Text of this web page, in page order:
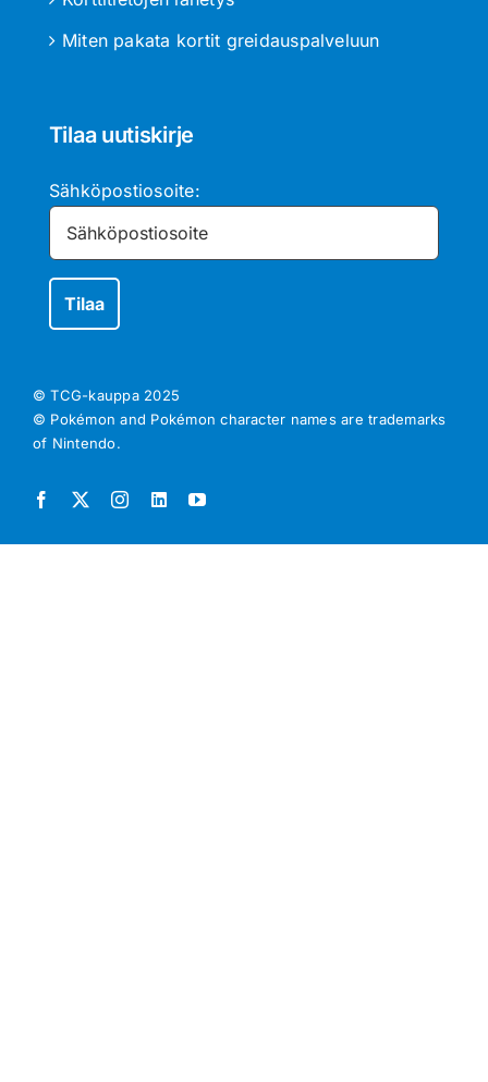
Miten pakata kortit greidauspalveluun
Tilaa uutiskirje
Sähköpostiosoite:
© TCG-kauppa 2025
© Pokémon and Pokémon character names are trademarks
of Nintendo.